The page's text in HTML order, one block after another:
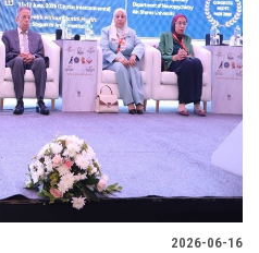
2026-06-16